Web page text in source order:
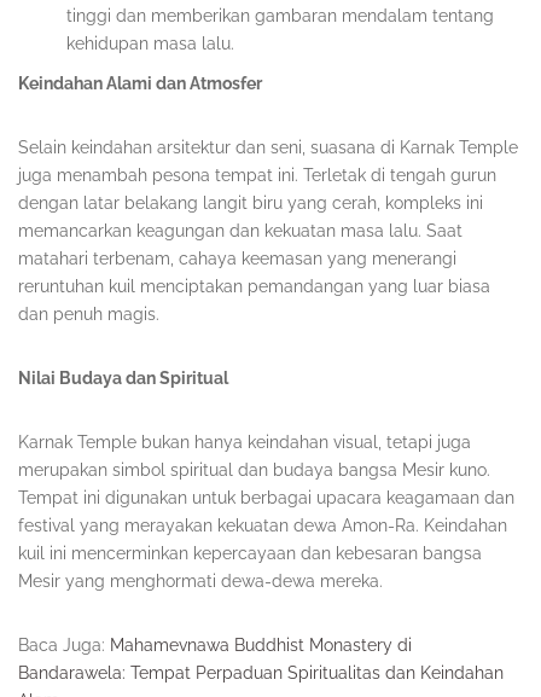
tinggi dan memberikan gambaran mendalam tentang
kehidupan masa lalu.
Keindahan Alami dan Atmosfer
Selain keindahan arsitektur dan seni, suasana di Karnak Temple
juga menambah pesona tempat ini. Terletak di tengah gurun
dengan latar belakang langit biru yang cerah, kompleks ini
memancarkan keagungan dan kekuatan masa lalu. Saat
matahari terbenam, cahaya keemasan yang menerangi
reruntuhan kuil menciptakan pemandangan yang luar biasa
dan penuh magis.
Nilai Budaya dan Spiritual
Karnak Temple bukan hanya keindahan visual, tetapi juga
merupakan simbol spiritual dan budaya bangsa Mesir kuno.
Tempat ini digunakan untuk berbagai upacara keagamaan dan
festival yang merayakan kekuatan dewa Amon-Ra. Keindahan
kuil ini mencerminkan kepercayaan dan kebesaran bangsa
Mesir yang menghormati dewa-dewa mereka.
Baca Juga: Mahamevnawa Buddhist Monastery di
Bandarawela: Tempat Perpaduan Spiritualitas dan Keindahan